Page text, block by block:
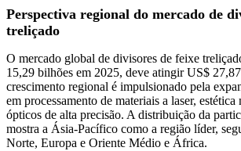
Perspectiva regional do mercado de
treliçado
O mercado global de divisores de feixe
15,29 bilhões em 2025, deve atingir US$
crescimento regional é impulsionado pela
em processamento de materiais a laser, estética
ópticos de alta precisão. A distribuição da
mostra a Ásia-Pacífico como a região líder,
Norte, Europa e Oriente Médio e África.